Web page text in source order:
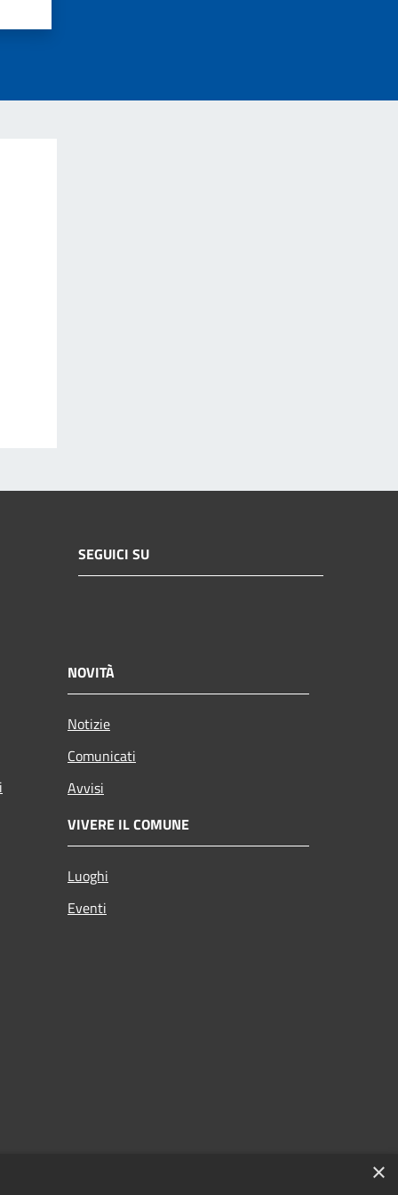
SEGUICI SU
NOVITÀ
Notizie
Comunicati
Avvisi
VIVERE IL COMUNE
Luoghi
Eventi
×